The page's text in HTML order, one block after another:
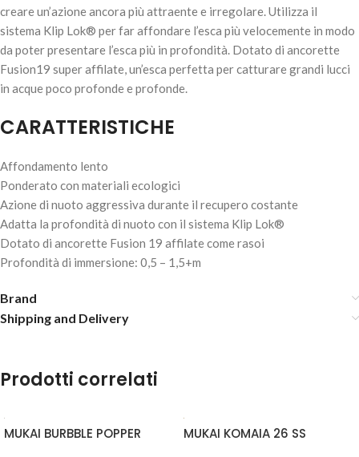
AGGIUNGI AL
CARRELLO
BERKLEY ZILLA JOINTED GLIDER – FIRETIGER
14,00€ Esaurito
creare un’azione ancora più attraente e irregolare. Utilizza il
sistema Klip Lok® per far affondare l’esca più velocemente in modo
da poter presentare l’esca più in profondità. Dotato di ancorette
Fusion19 super affilate, un’esca perfetta per catturare grandi lucci
in acque poco profonde e profonde.
CARATTERISTICHE
Affondamento lento
Ponderato con materiali ecologici
Azione di nuoto aggressiva durante il recupero costante
Adatta la profondità di nuoto con il sistema Klip Lok®
Dotato di ancorette Fusion 19 affilate come rasoi
Profondità di immersione: 0,5 – 1,5+m
Brand
Shipping and Delivery
Prodotti correlati
MUKAI BURBBLE POPPER MUKAI KOMAIA 26 SS